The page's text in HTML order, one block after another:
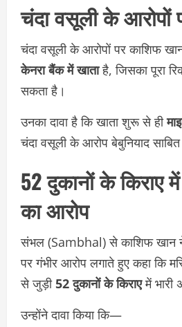
चंदा वसूली के आरोपों
चंदा वसूली के आरोपों पर काशिफ
केनरा बैंक में खाताहै, जिसका पूरा
सकता है।
उनका दावा है कि खाता शुरू से ही
चंदा वसूली के आरोप बेबुनियाद
52 दुकानों के किराए
का आरोप
संभल (Sambhal) से काशिफ खान
पर गंभीर आरोप लगाते हुए कहा कि
से जुड़ी52 दुकानों के किराएमें भारी
उन्होंने दावा किया कि—